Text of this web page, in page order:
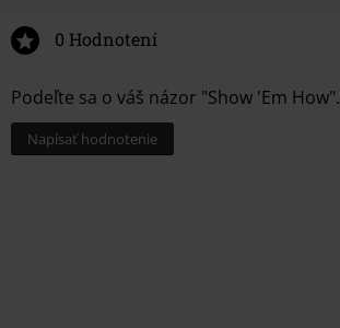
0 Hodnotení
Podeľte sa o váš názor "Show 'Em How".
Napísať hodnotenie